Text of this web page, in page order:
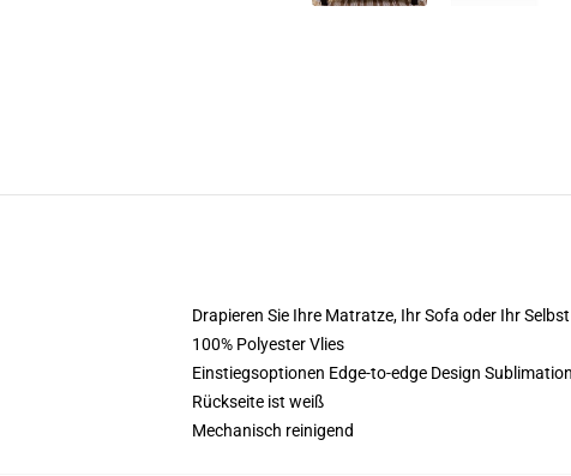
Drapieren Sie Ihre Matratze, Ihr Sofa oder Ihr
100% Polyester Vlies
Einstiegsoptionen Edge-to-edge Design
Rückseite ist weiß
Mechanisch reinigend